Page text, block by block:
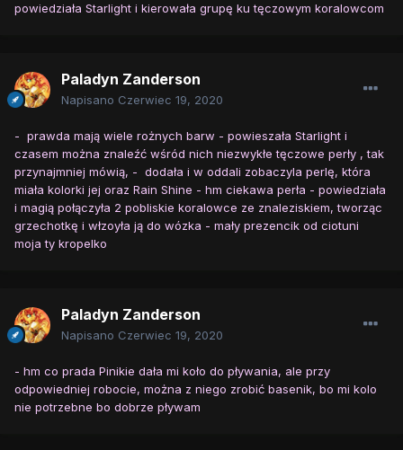
powiedziała Starlight i kierowała grupę ku tęczowym koralowcom
Paladyn Zanderson
Napisano Czerwiec 19, 2020
- prawda mają wiele rożnych barw - powieszała Starlight i
czasem można znaleźć wśród nich niezwykłe tęczowe perły , tak
przynajmniej mówią, - dodała i w oddali zobaczyla perlę, która
miała kolorki jej oraz Rain Shine - hm ciekawa perła - powiedziała
i magią połączyła 2 pobliskie koralowce ze znaleziskiem, tworząc
grzechotkę i włzoyła ją do wózka - mały prezencik od ciotuni
moja ty kropelko
Paladyn Zanderson
Napisano Czerwiec 19, 2020
- hm co prada Pinikie dała mi koło do pływania, ale przy
odpowiedniej robocie, można z niego zrobić basenik, bo mi kolo
nie potrzebne bo dobrze pływam